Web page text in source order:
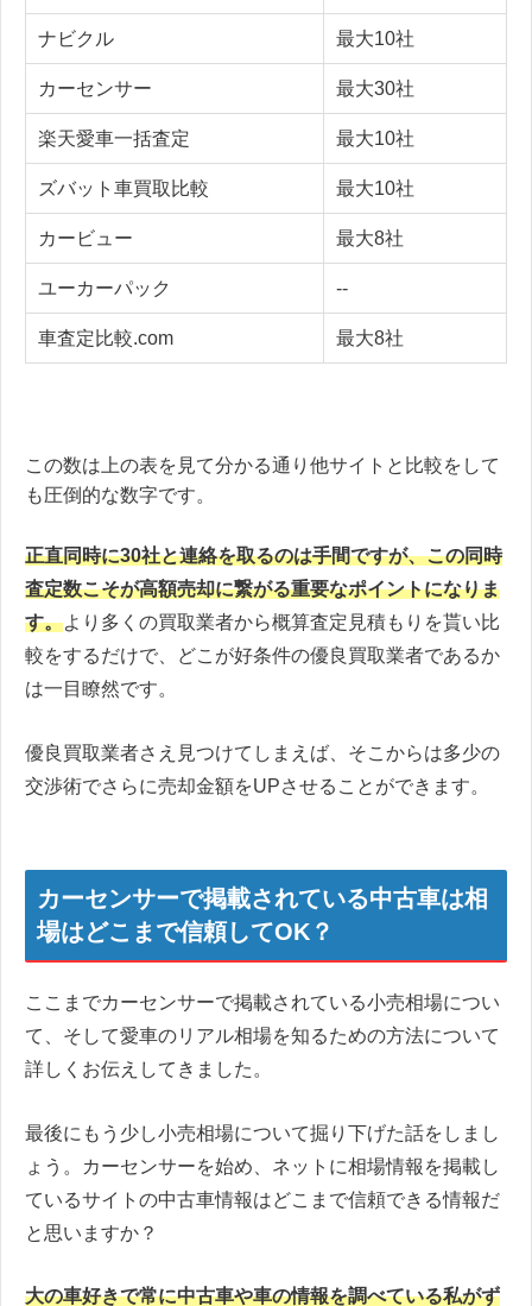
ナビクル 最大10社
カーセンサー 最大30社
楽天愛車一括査定 最大10社
ズバット車買取比較 最大10社
カービュー 最大8社
ユーカーパック --
車査定比較.com 最大8社
この数は上の表を見て分かる通り他サイトと比較をして
も圧倒的な数字です。
正直同時に30社と連絡を取るのは手間ですが、この同時
査定数こそが高額売却に繋がる重要なポイントになりま
す。より多くの買取業者から概算査定見積もりを貰い比
較をするだけで、どこが好条件の優良買取業者であるか
は一目瞭然です。
優良買取業者さえ見つけてしまえば、そこからは多少の
交渉術でさらに売却金額をUPさせることができます。
カーセンサーで掲載されている中古車は相
場はどこまで信頼してOK？
ここまでカーセンサーで掲載されている小売相場につい
て、そして愛車のリアル相場を知るための方法について
詳しくお伝えしてきました。
最後にもう少し小売相場について掘り下げた話をしまし
ょう。カーセンサーを始め、ネットに相場情報を掲載し
ているサイトの中古車情報はどこまで信頼できる情報だ
と思いますか？
大の車好きで常に中古車や車の情報を調べている私がず